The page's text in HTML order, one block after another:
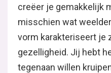
creëer je gemakkelijk
misschien wat
vorm karakteriseert je
gezelligheid. Jij hebt
tegenaan willen